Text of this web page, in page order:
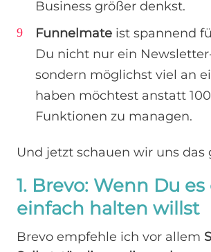
Business größer denkst.
Funnelmate ist spannend
Du nicht nur ein
sondern möglichst viel an
haben möchtest anstatt 100
Funktionen zu managen.
Und jetzt schauen wir uns das
1. Brevo: Wenn Du
einfach halten willst
Brevo empfehle ich vor allem